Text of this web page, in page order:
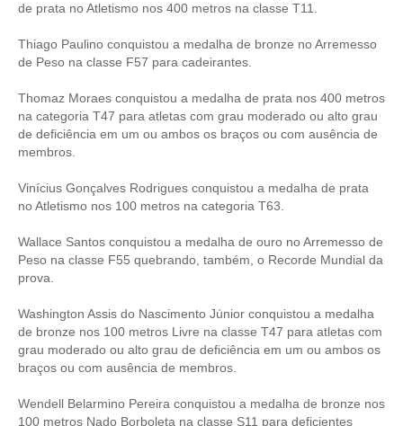
de prata no Atletismo nos 400 metros na classe T11.
Thiago Paulino conquistou a medalha de bronze no Arremesso
de Peso na classe F57 para cadeirantes.
Thomaz Moraes conquistou a medalha de prata nos 400 metros
na categoria T47 para atletas com grau moderado ou alto grau
de deficiência em um ou ambos os braços ou com ausência de
membros.
Vinícius Gonçalves Rodrigues conquistou a medalha de prata
no Atletismo nos 100 metros na categoria T63.
Wallace Santos conquistou a medalha de ouro no Arremesso de
Peso na classe F55 quebrando, também, o Recorde Mundial da
prova.
Washington Assis do Nascimento Júnior conquistou a medalha
de bronze nos 100 metros Livre na classe T47 para atletas com
grau moderado ou alto grau de deficiência em um ou ambos os
braços ou com ausência de membros.
Wendell Belarmino Pereira conquistou a medalha de bronze nos
100 metros Nado Borboleta na classe S11 para deficientes